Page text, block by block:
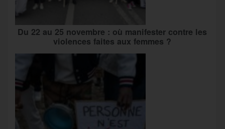
Du 22 au 25 novembre : où manifester contre les
violences faites aux femmes ?